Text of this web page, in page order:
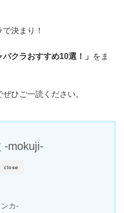
決まり！
バクラおすすめ10選！」
をま
ひご一読ください。
close
-mokuji-
カ-